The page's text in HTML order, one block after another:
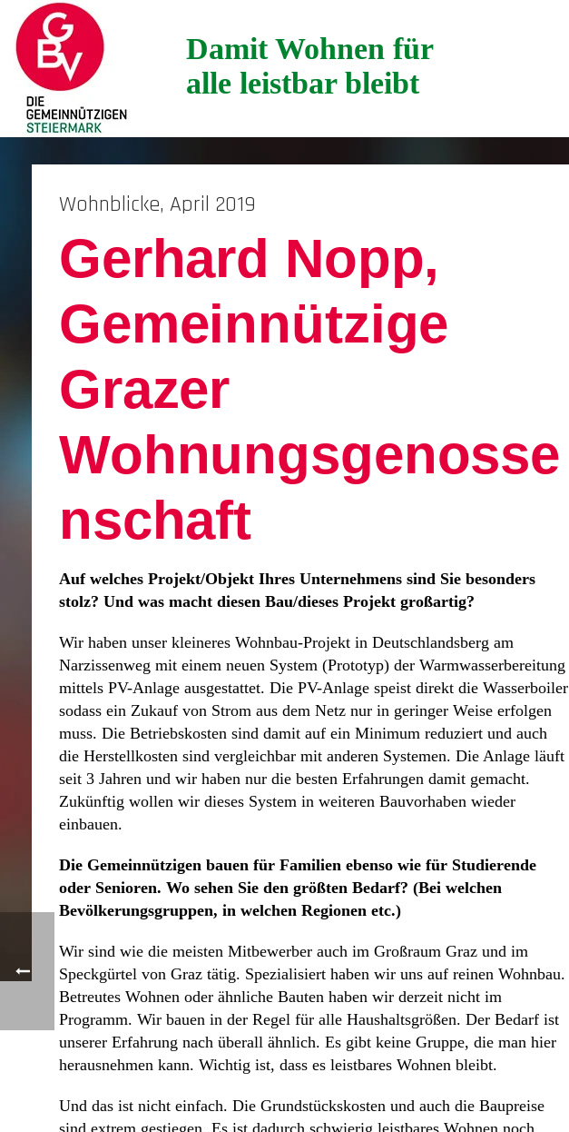
Damit Wohnen für
alle leistbar bleibt
Wohnblicke, April 2019
Gerhard Nopp,
Gemeinnützige
Grazer
Wohnungsgenosse
nschaft
Auf welches Projekt/Objekt Ihres Unternehmens sind Sie besonders
stolz? Und was macht diesen Bau/dieses Projekt großartig?
Wir haben unser kleineres Wohnbau-Projekt in Deutschlandsberg am
Narzissenweg mit einem neuen System (Prototyp) der Warmwasserbereitung
mittels PV-Anlage ausgestattet. Die PV-Anlage speist direkt die Wasserboiler
sodass ein Zukauf von Strom aus dem Netz nur in geringer Weise erfolgen
muss. Die Betriebskosten sind damit auf ein Minimum reduziert und auch
die Herstellkosten sind vergleichbar mit anderen Systemen. Die Anlage läuft
seit 3 Jahren und wir haben nur die besten Erfahrungen damit gemacht.
Zukünftig wollen wir dieses System in weiteren Bauvorhaben wieder
einbauen.
Die Gemeinnützigen bauen für Familien ebenso wie für Studierende
oder Senioren. Wo sehen Sie den größten Bedarf? (Bei welchen
Bevölkerungsgruppen, in welchen Regionen etc.)
Wir sind wie die meisten Mitbewerber auch im Großraum Graz und im
Speckgürtel von Graz tätig. Spezialisiert haben wir uns auf reinen Wohnbau.
Betreutes Wohnen oder ähnliche Bauten haben wir derzeit nicht im
Programm. Wir bauen in der Regel für alle Haushaltsgrößen. Der Bedarf ist
unserer Erfahrung nach überall ähnlich. Es gibt keine Gruppe, die man hier
herausnehmen kann. Wichtig ist, dass es leistbares Wohnen bleibt.
Und das ist nicht einfach. Die Grundstückskosten und auch die Baupreise
sind extrem gestiegen. Es ist dadurch schwierig leistbares Wohnen noch